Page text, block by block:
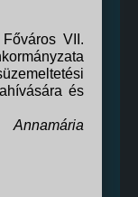
VII.
és